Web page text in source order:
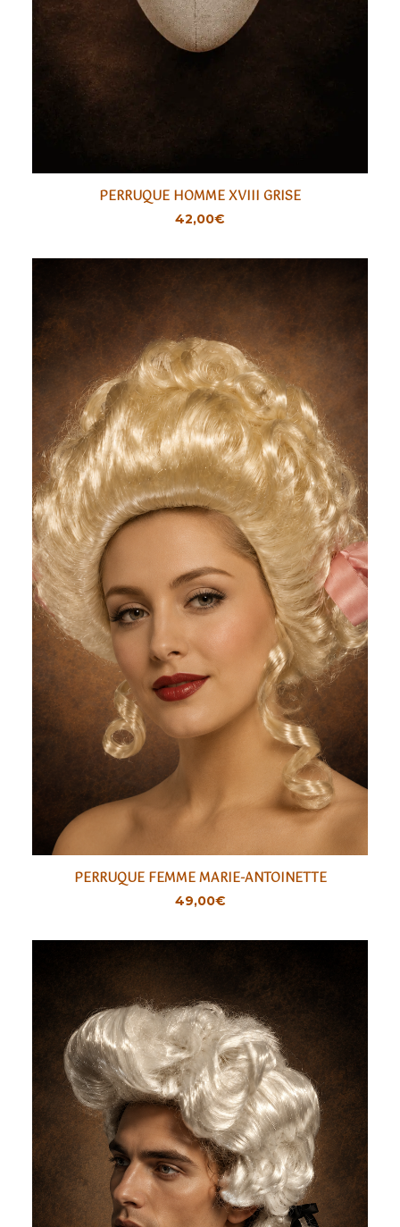
PERRUQUE HOMME XVIII GRISE
42,00€
PERRUQUE FEMME MARIE-ANTOINETTE
49,00€